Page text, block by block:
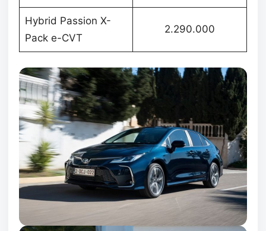
Hybrid Passion X-
Pack e-CVT
2.290.000